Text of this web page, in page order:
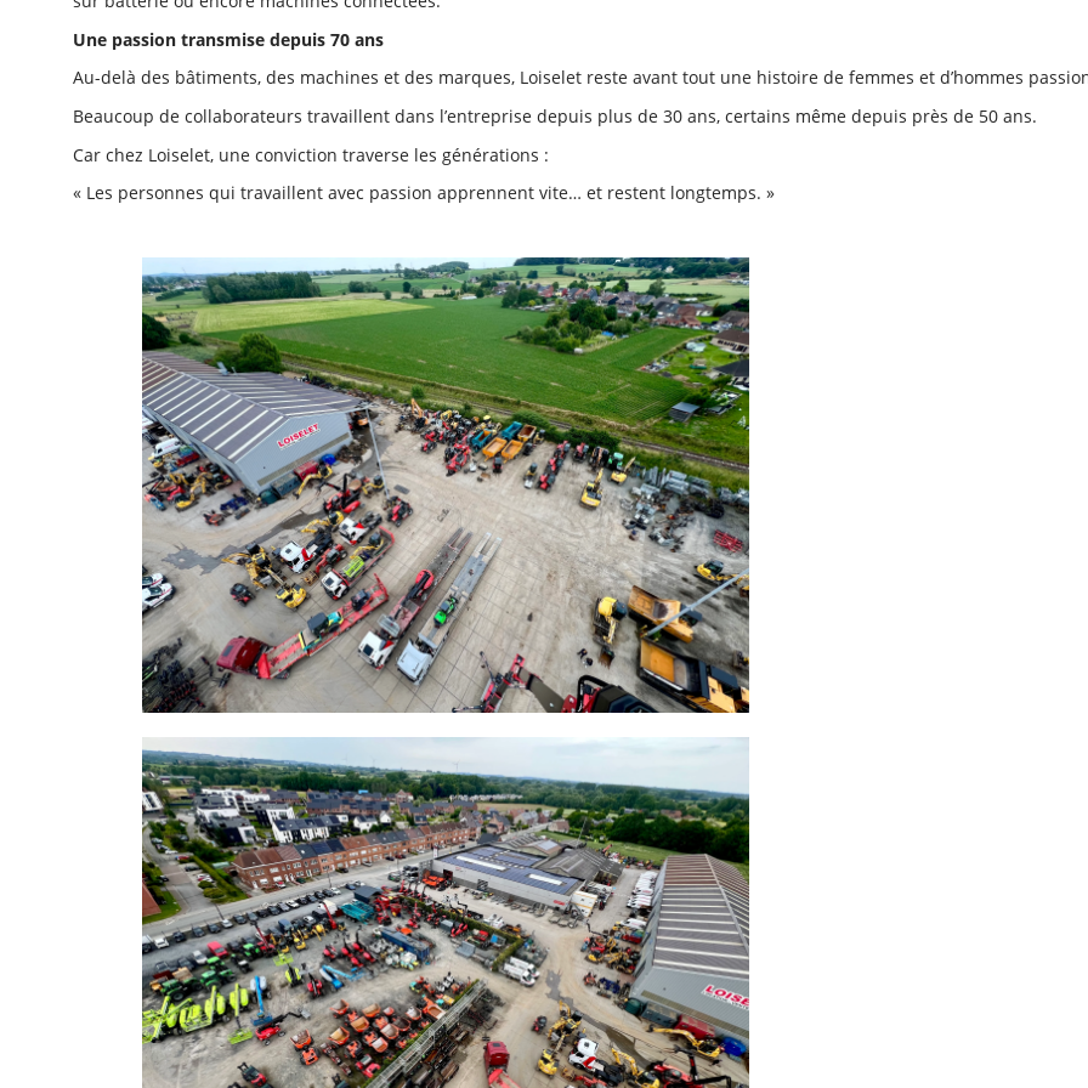
Une passion transmise depuis 70 ans
Au-delà des bâtiments, des machines et des marques, Loiselet reste avant tout une histoire de femmes et d’hommes
Beaucoup de collaborateurs travaillent dans l’entreprise depuis plus de 30 ans, certains même depuis près de 50 ans.
Car chez Loiselet, une conviction traverse les générations :
« Les personnes qui travaillent avec passion apprennent vite… et restent longtemps. »